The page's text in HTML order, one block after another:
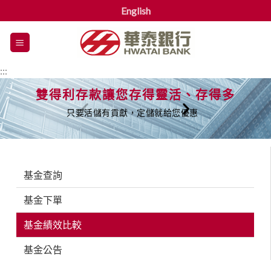
English
堡
:::
雙得利存款讓您存得靈活、存得多
只要活儲有貢獻，定儲就給您優惠
基金查詢
基金下單
基金績效比較
基金公告